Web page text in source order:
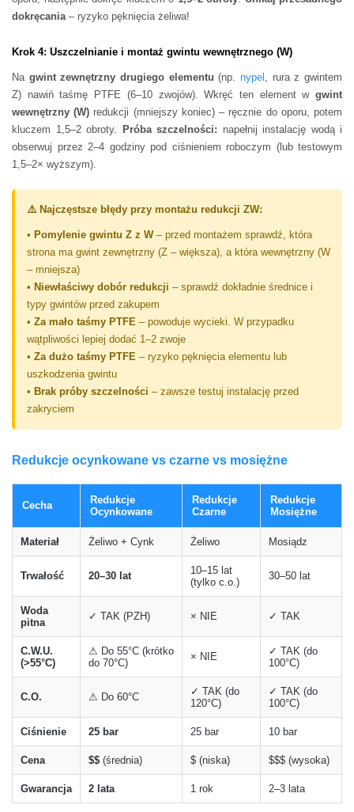
dokręcania– ryzyko pęknięcia żeliwa!
Krok 4: Uszczelnianie i montaż gwintu wewnętrznego (W)
Na gwint zewnętrzny drugiego elementu (np.nypel , rura z gwintem
Z) nawiń taśmę PTFE (6–10 zwojów). Wkręć ten element w gwint
wewnętrzny (W) redukcji (mniejszy koniec) – ręcznie do oporu, potem
kluczem 1,5–2 obroty. Próba szczelności: napełnij instalację wodą i
obserwuj przez 2–4 godziny pod ciśnieniem roboczym (lub testowym
1,5–2× wyższym).
⚠️ Najczęstsze błędy przy montażu redukcji ZW:
• Pomylenie gwintu Z z W– przed montażem sprawdź, która
strona ma gwint zewnętrzny (Z – większa), a która wewnętrzny (W
– mniejsza)
• Niewłaściwy dobór redukcji – sprawdź dokładnie średnice i
typy gwintów przed zakupem
• Za mało taśmy PTFE – powoduje wycieki. W przypadku
wątpliwości lepiej dodać 1–2 zwoje
• Za dużo taśmy PTFE – ryzyko pęknięcia elementu lub
uszkodzenia gwintu
• Brak próby szczelności – zawsze testuj instalację przed
zakryciem
Redukcje ocynkowane vs czarne vs mosiężne
Cecha
Redukcje
Ocynkowane
Redukcje
Czarne
Redukcje
Mosiężne
Materiał Żeliwo + Cynk Żeliwo Mosiądz
Trwałość 20–30 lat
10–15 lat
(tylko c.o.)
30–50 lat
Woda
pitna
✓ TAK (PZH) × NIE ✓ TAK
C.W.U.
(>55°C)
⚠ Do 55°C (krótko
do 70°C)
× NIE
✓ TAK (do
100°C)
C.O. ⚠ Do 60°C
✓ TAK (do
120°C)
✓ TAK (do
100°C)
Ciśnienie 25 bar 25 bar 10 bar
Cena $$ (średnia) $ (niska) $$$ (wysoka)
Gwarancja 2 lata 1 rok 2–3 lata